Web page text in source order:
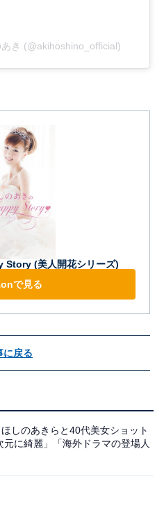
き (@akihoshino_official)
Story (美人開花シリーズ)
で見る
に戻る
しのあきらと40代美女ショット
元に綺麗」「海外ドラマの登場人